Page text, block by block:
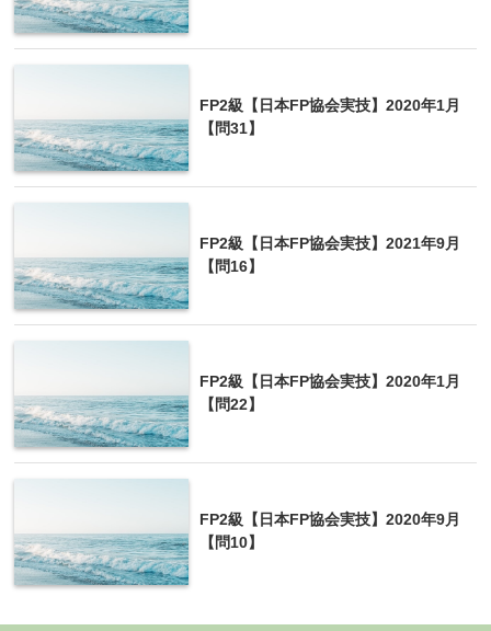
FP2級【日本FP協会実技】2020年1月
【問31】
FP2級【日本FP協会実技】2021年9月
【問16】
FP2級【日本FP協会実技】2020年1月
【問22】
FP2級【日本FP協会実技】2020年9月
【問10】